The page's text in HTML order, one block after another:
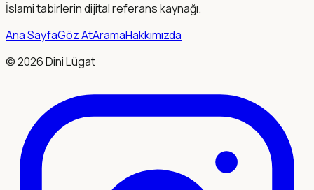
İslami tabirlerin dijital referans kaynağı.
Ana SayfaGöz AtAramaHakkımızda
©2026Dini Lügat